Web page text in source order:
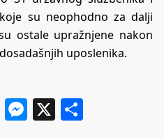
su neophodno za dalji
ostale upražnjene nakon
uposlenika.
WhatsApp
Messenger
X